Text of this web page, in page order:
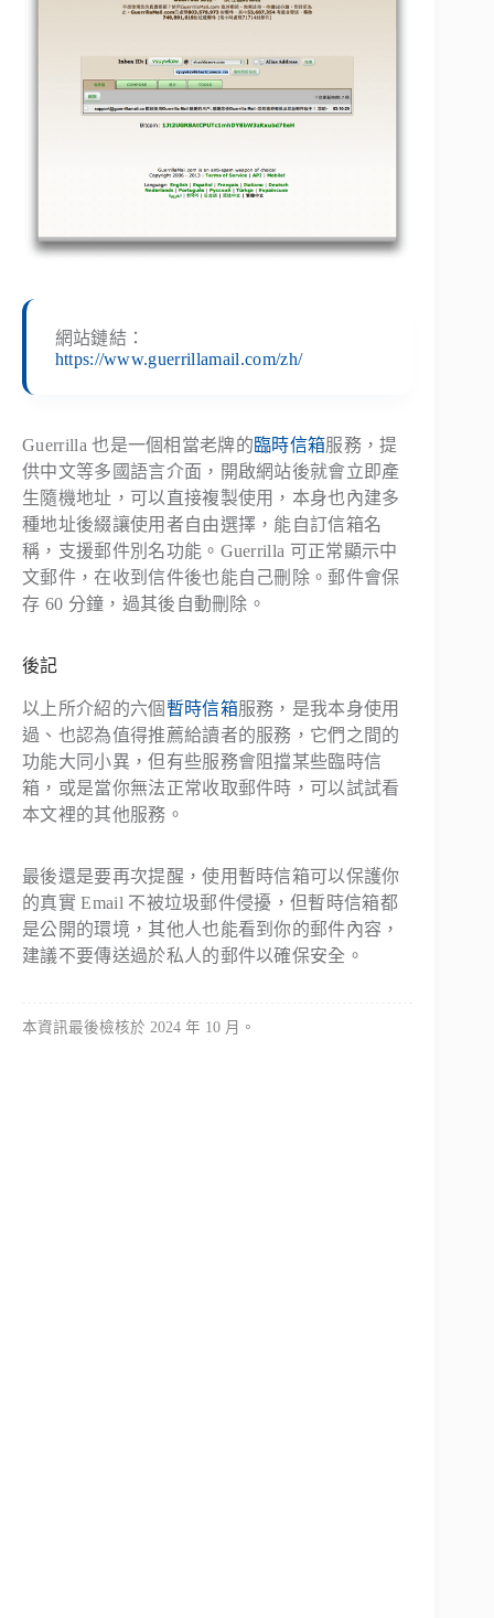
網站鏈結：
https://www.guerrillamail.com/zh/
Guerrilla 也是一個相當老牌的臨時信箱服務，提
供中文等多國語言介面，開啟網站後就會立即產
生隨機地址，可以直接複製使用，本身也內建多
種地址後綴讓使用者自由選擇，能自訂信箱名
稱，支援郵件別名功能。Guerrilla 可正常顯示中
文郵件，在收到信件後也能自己刪除。郵件會保
存 60 分鐘，過其後自動刪除。
後記
以上所介紹的六個 暫時信箱服務，是我本身使用
過、也認為值得推薦給讀者的服務，它們之間的
功能大同小異，但有些服務會阻擋某些臨時信
箱，或是當你無法正常收取郵件時，可以試試看
本文裡的其他服務。
最後還是要再次提醒，使用暫時信箱可以保護你
的真實 Email 不被垃圾郵件侵擾，但暫時信箱都
是公開的環境，其他人也能看到你的郵件內容，
建議不要傳送過於私人的郵件以確保安全。
本資訊最後檢核於 2024 年 10 月。